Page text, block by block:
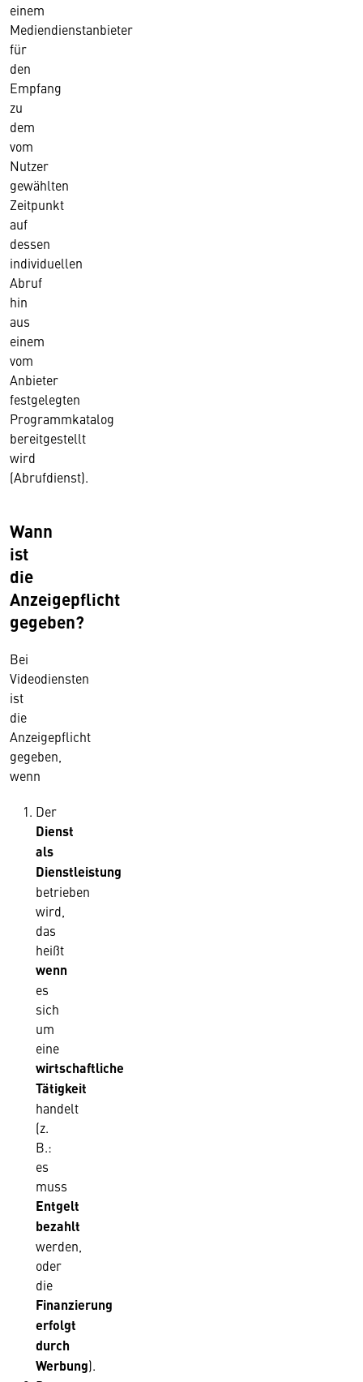
einem
Mediendienstanbieter
für
den
Empfang
zu
dem
vom
Nutzer
gewählten
Zeitpunkt
auf
dessen
individuellen
Abruf
hin
aus
einem
vom
Anbieter
festgelegten
Programmkatalog
bereitgestellt
wird
(Abrufdienst).
Wann
ist
die
Anzeigepflicht
gegeben?
Bei
Videodiensten
ist
die
Anzeigepflicht
gegeben,
wenn
Der
Dienst
als
Dienstleistung
betrieben
wird,
das
heißt
wenn
es
sich
um
eine
wirtschaftliche
Tätigkeit
handelt
(z.
B.:
es
muss
Entgelt
bezahlt
werden,
oder
die
Finanzierung
erfolgt
durch
Werbung).